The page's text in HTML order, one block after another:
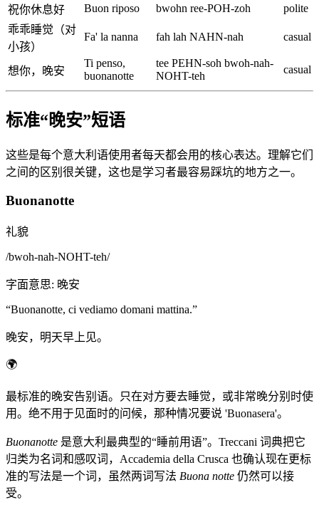
祝你休息好
Buon riposo bwohn ree-POH-zoh
polite
乖乖睡觉（对
小孩）
Fa' la nanna fah lah NAHN-nah casual
想你，晚安
Ti penso,
buonanotte
tee PEHN-soh bwoh-nah-
NOHT-teh
casual
标准“晚安”短语
这些是每个意大利语使用者每天都会用的核心表达。理解它们
之间的区别很关键，这也是学习者最容易踩坑的地方之一。
Buonanotte
礼貌
/bwoh-nah-NOHT-teh/
字面意思: 晚安
“Buonanotte, ci vediamo domani mattina.”
晚安，明天早上见。
🌍
最标准的晚安告别语。只在对方要去睡觉，或非常晚分别时使
用。绝不用于见面时的问候，那种情况要说 'Buonasera'。
Buonanotte 是意大利最典型的“睡前用语”。Treccani 词典把它
归类为名词和感叹词，Accademia della Crusca 也确认现在更标
准的写法是一个词，虽然两词写法 Buona notte 仍然可以接
受。